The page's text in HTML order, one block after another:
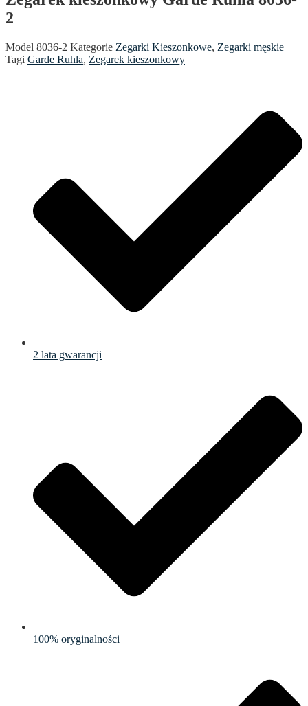
2
Model 8036-2 Kategorie Zegarki Kieszonkowe, Zegarki męskie
Tagi Garde Ruhla, Zegarek kieszonkowy
2 lata gwarancji
100% oryginalności